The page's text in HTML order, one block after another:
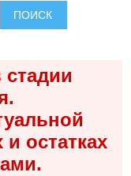
ПОИСК
стадии
остатках